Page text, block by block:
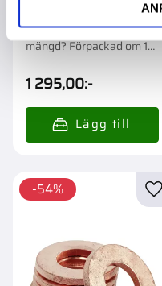
Solenoid Df 01307762
Garanti 2 år. Köpa större
mängd? Förpackad om 1
1 295,00:-
54%